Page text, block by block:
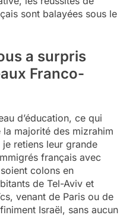
sont balayées sous le
a surpris
Franco-
d’éducation, ce qui
la majorité des mizrahim
retiens leur grande
français avec
soient colons en
de Tel-Aviv et
venant de Paris ou de
Israël, sans aucun